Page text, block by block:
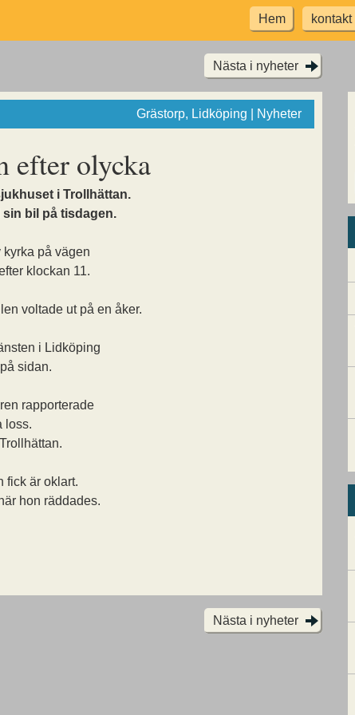
Hem kontakt
Nästa i nyheter
Grästorp, Lidköping | Nyheter
efter olycka
i Trollhättan.
sin bil på tisdagen.
på vägen
klockan 11.
voltade ut på en åker.
i Lidköping
sidan.
rapporterade
loss.
fick är oklart.
hon räddades.
Nästa i nyheter